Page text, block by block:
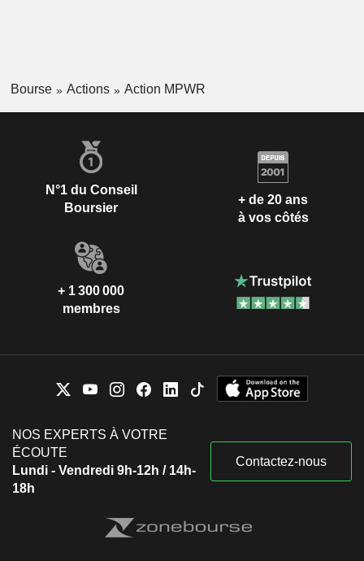
Bourse Actions Action MPWR
N°1 du Conseil
Boursier
+ de 20 ans
à vos côtés
+ 1 300 000
membres
NOS EXPERTS À VOTRE
ÉCOUTE
Lundi - Vendredi 9h-12h / 14h-
18h
Contactez-nous